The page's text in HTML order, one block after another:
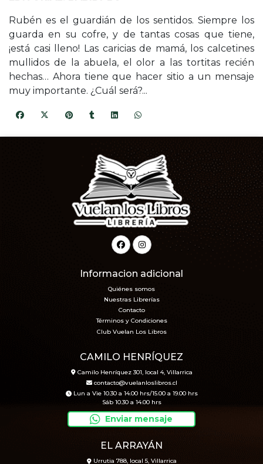
Rubén es el guardián de los sentidos. Siempre los
guarda en su cofre, y de tantas cosas que tiene,
¡está casi lleno! Las caricias de mamá, los calcetines
mullidos de la abuela, el olor a las tortitas recién
hechas… Ahora tiene que hacer sitio a un mensaje
muy importante. ¿Cuál será?...
Informacion adicional
Quiénes somos
Nuestras Librerías
Contacto
Términos y Condiciones
Club Vuelan Los Libros
CAMILO HENRÍQUEZ
Camilo Henríquez 301, local 4, Villarrica
contacto@vuelanloslibros.cl
Lun a Vie 10.30 a 14.00 hrs/15.00 a 19.00 hrs
Sáb 10.30 a 14.00 hrs
Enviar mensaje
EL ARRAYÁN
Urrutia 788, local 5, Villarrica